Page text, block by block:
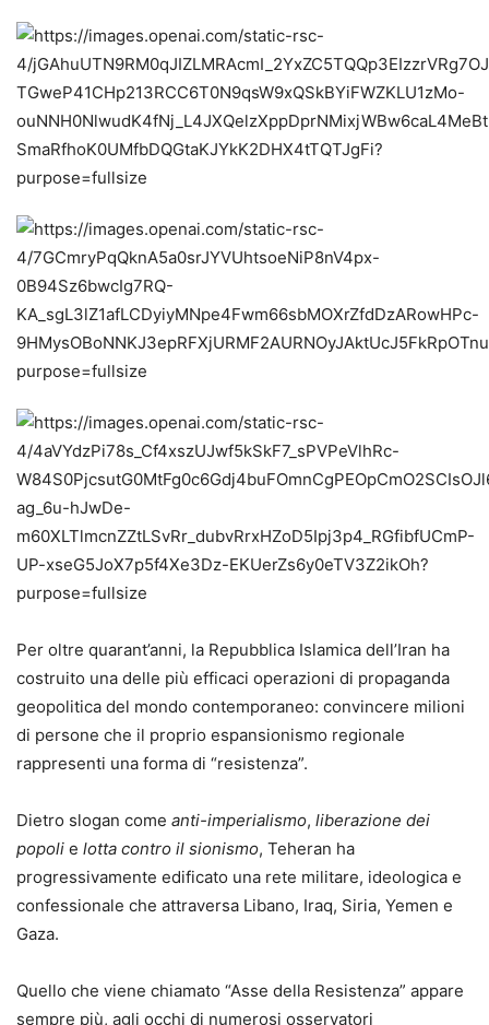
Per oltre quarant’anni, la Repubblica Islamica dell’Iran ha
costruito una delle più efficaci operazioni di propaganda
geopolitica del mondo contemporaneo: convincere milioni
di persone che il proprio espansionismo regionale
rappresenti una forma di “resistenza”.
Dietro slogan come anti-imperialismo, liberazione dei
popoli e lotta contro il sionismo, Teheran ha
progressivamente edificato una rete militare, ideologica e
confessionale che attraversa Libano, Iraq, Siria, Yemen e
Gaza.
Quello che viene chiamato “Asse della Resistenza” appare
sempre più, agli occhi di numerosi osservatori